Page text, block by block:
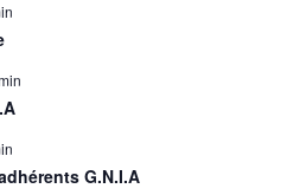
G.N.I.A